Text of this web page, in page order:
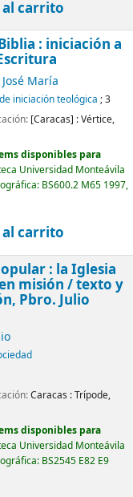
carrito
: iniciación a
María
iniciación teológica ; 3
[Caracas] :Vértice,
disponibles para
Universidad Monteávila
BS600.2 M65 1997,
carrito
: la Iglesia
misión /texto y
Pbro. Julio
Caracas :Trípode,
disponibles para
Universidad Monteávila
BS2545 E82 E9